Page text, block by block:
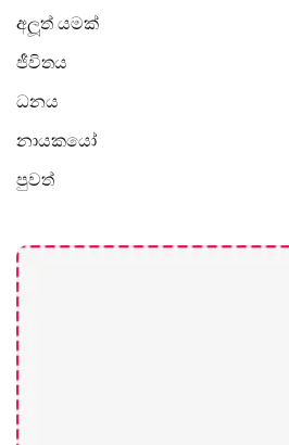
අලූත් යමක්
ජීවිතය
ධනය
නායකයෝ
පුවත්